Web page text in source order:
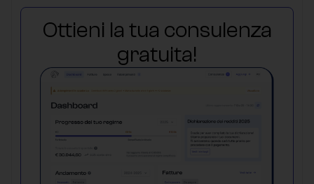
Ottieni la tua consulenza
gratuita!